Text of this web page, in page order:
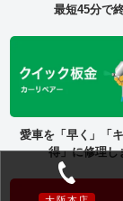
最短45分で
愛車を「早く」「
得」に修理し